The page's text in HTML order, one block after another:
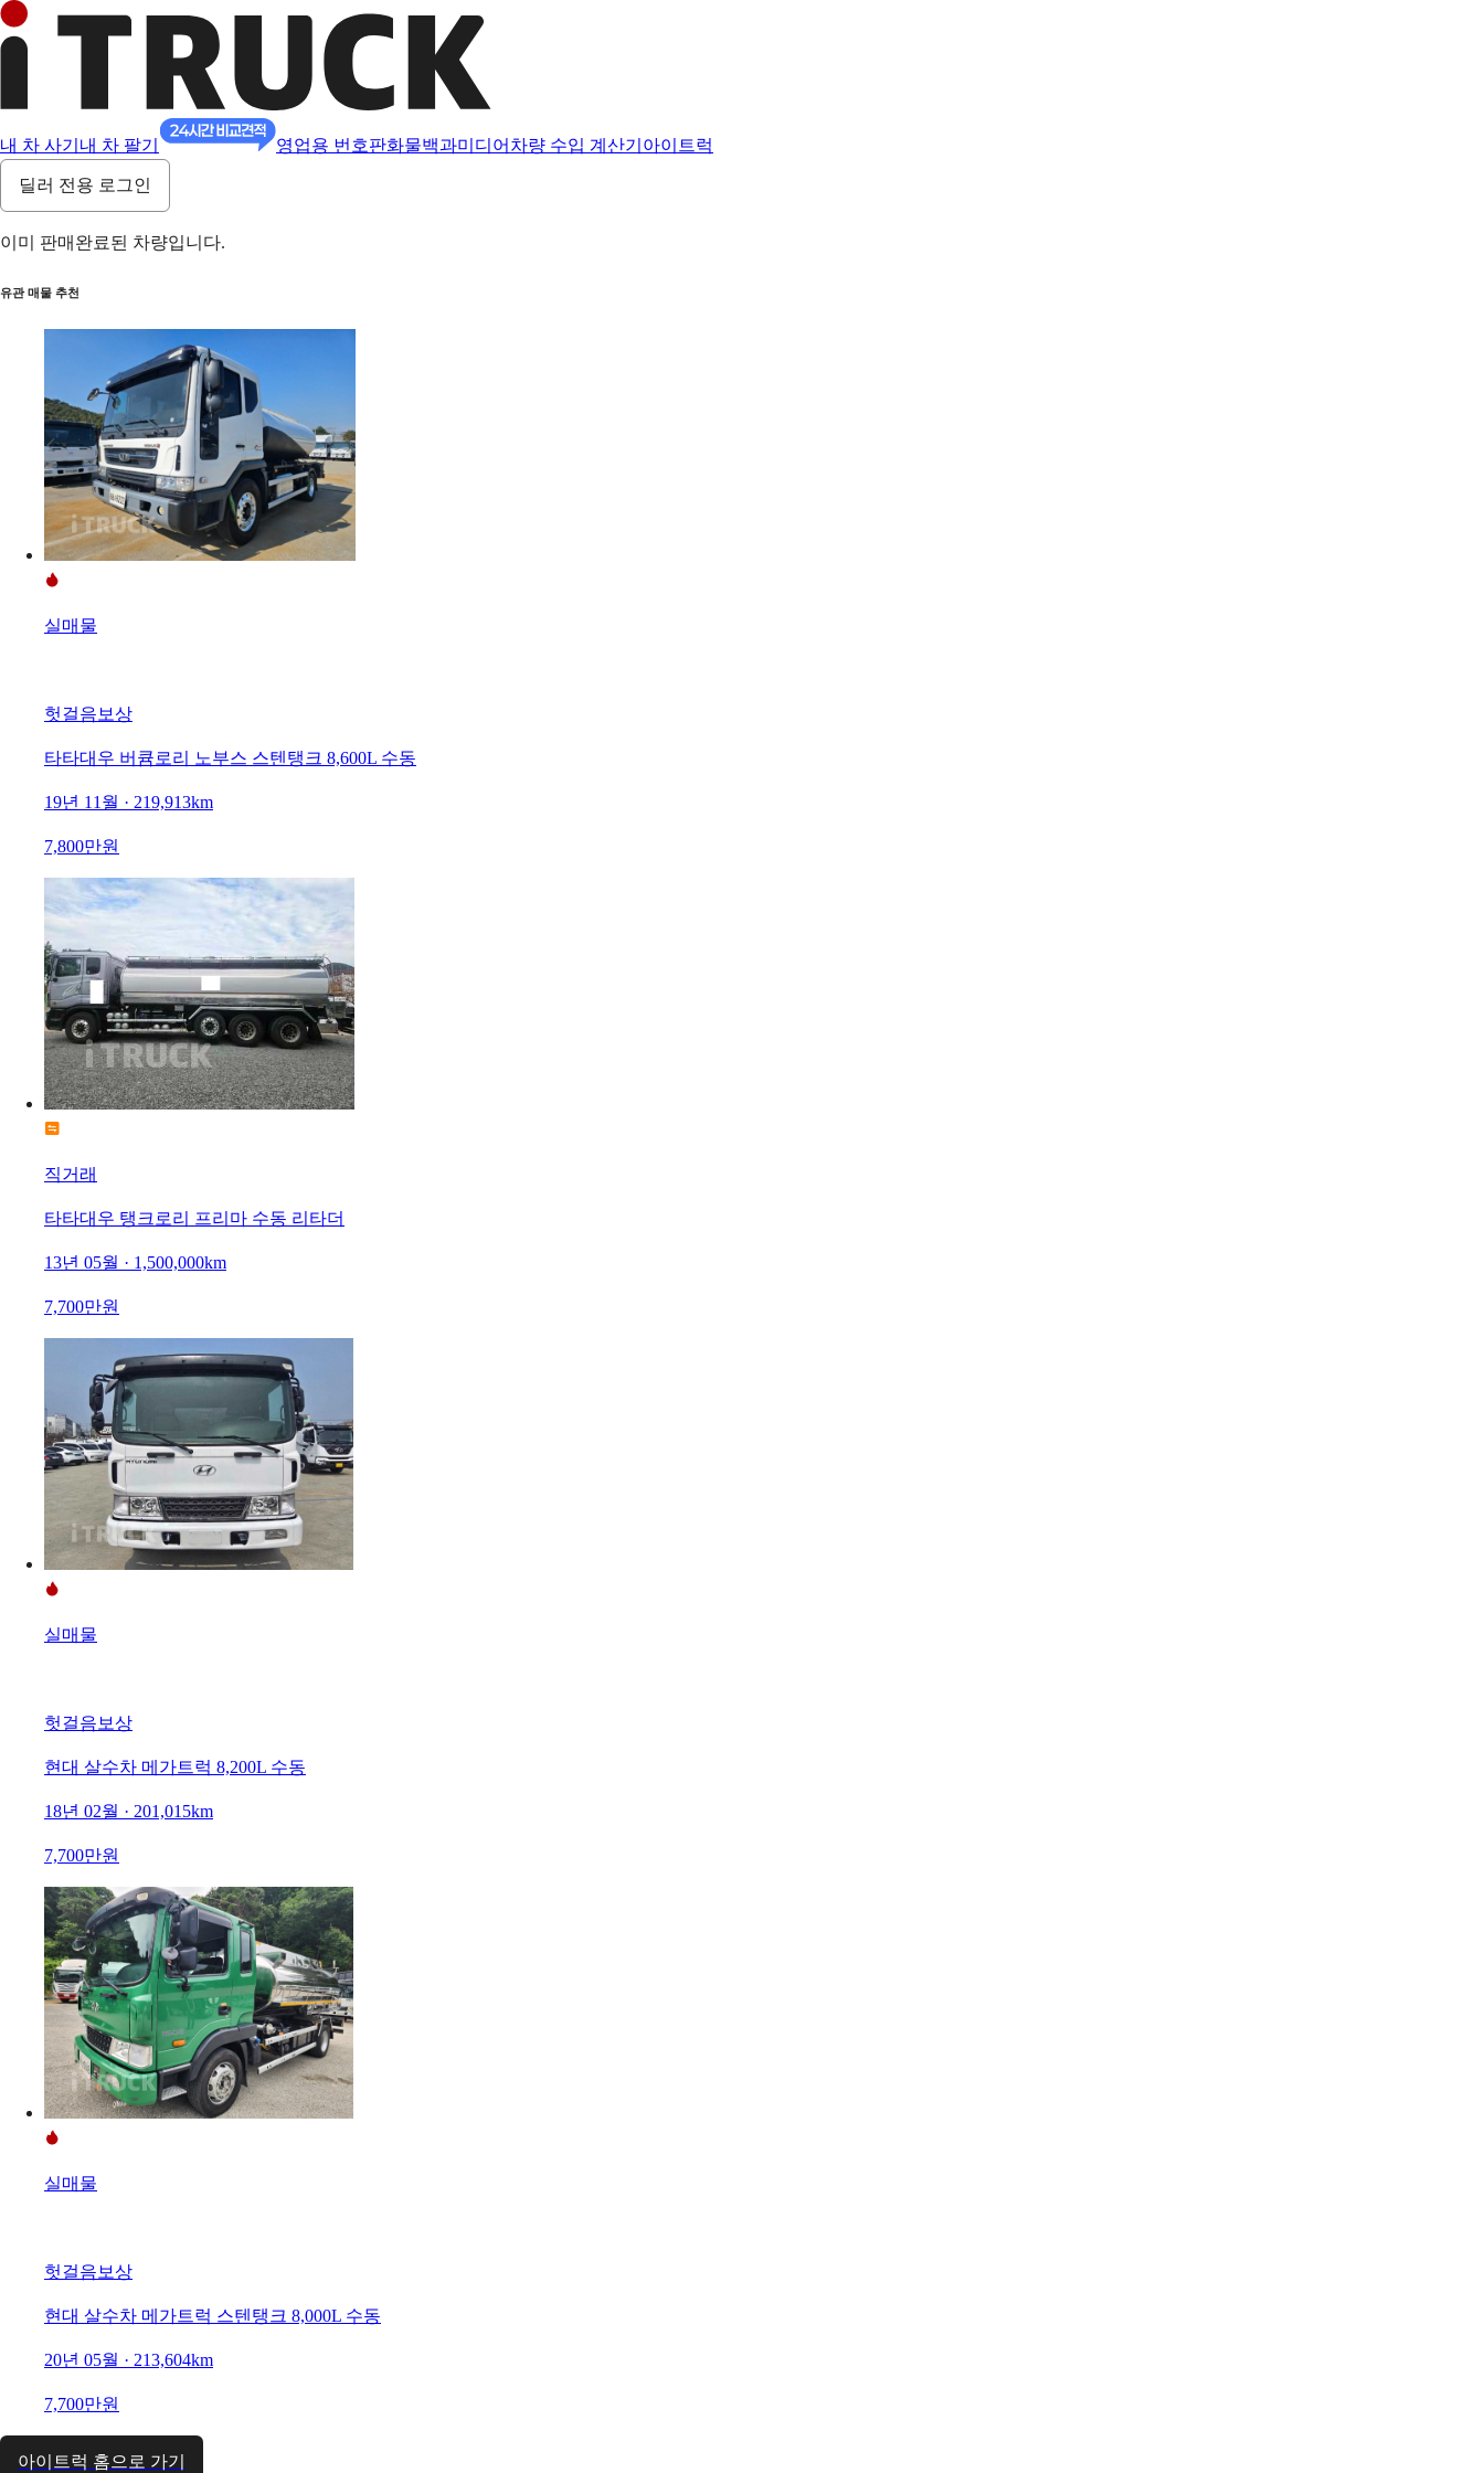
내 차 사기 내 차 팔기 영업용 번호판화물백과미디어 차량 수입 계산기 아이트럭
딜러 전용 로그인
이미 판매완료된 차량입니다.
유관 매물 추천
실매물
헛걸음보상
타타대우 버큠로리 노부스 스텐탱크 8,600L 수동
19년 11월 · 219,913km
7,800만원
직거래
타타대우 탱크로리 프리마 수동 리타더
13년 05월 · 1,500,000km
7,700만원
실매물
헛걸음보상
현대 살수차 메가트럭 8,200L 수동
18년 02월 · 201,015km
7,700만원
실매물
헛걸음보상
현대 살수차 메가트럭 스텐탱크 8,000L 수동
20년 05월 · 213,604km
7,700만원
아이트럭 홈으로 가기